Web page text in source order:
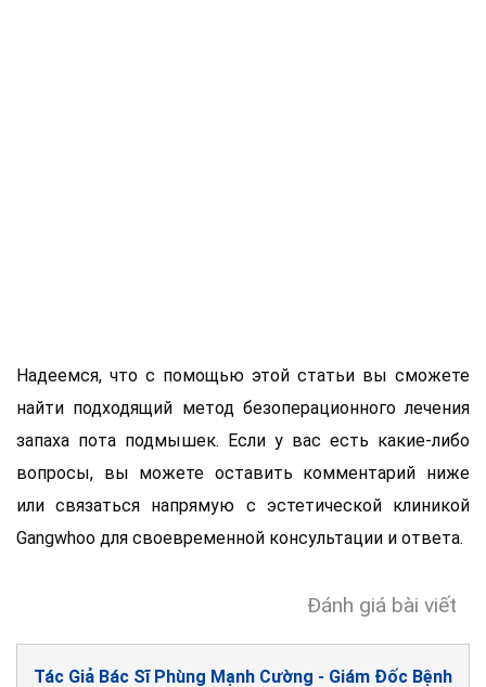
Надеемся, что с помощью этой статьи вы сможете
найти подходящий метод безоперационного лечения
запаха пота подмышек. Если у вас есть какие-либо
вопросы, вы можете оставить комментарий ниже
или связаться напрямую с эстетической клиникой
Gangwhoo для своевременной консультации и ответа.
Đánh giá bài viết
Tác Giả Bác Sĩ Phùng Mạnh Cường - Giám Đốc Bệnh